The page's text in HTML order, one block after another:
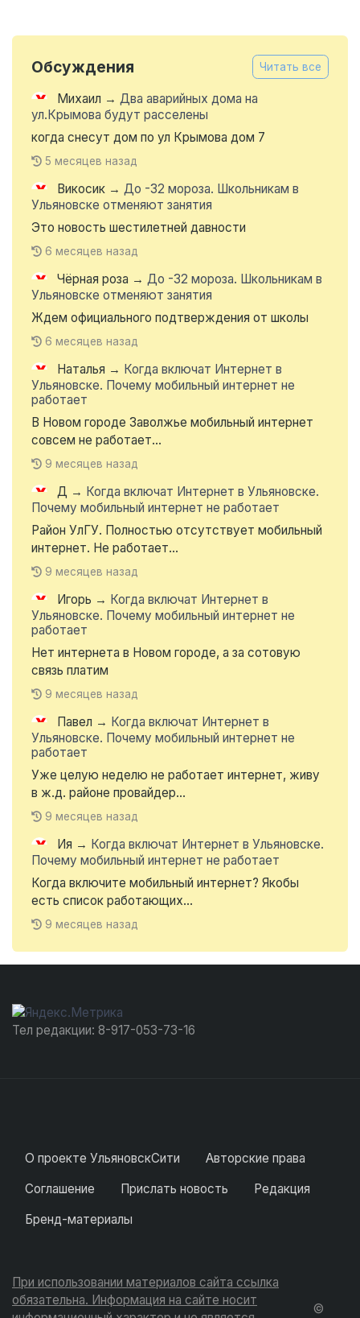
Обсуждения Читать все
Михаил → Два аварийных дома на
ул.Крымова будут расселены
когда снесут дом по ул Крымова дом 7
5 месяцев назад
Викосик → До -32 мороза. Школьникам в
Ульяновске отменяют занятия
Это новость шестилетней давности
6 месяцев назад
Чёрная роза → До -32 мороза. Школьникам в
Ульяновске отменяют занятия
Ждем официального подтверждения от школы
6 месяцев назад
Наталья → Когда включат Интернет в
Ульяновске. Почему мобильный интернет не
работает
В Новом городе Заволжье мобильный интернет
совсем не работает...
9 месяцев назад
Д → Когда включат Интернет в Ульяновске.
Почему мобильный интернет не работает
Район УлГУ. Полностью отсутствует мобильный
интернет. Не работает...
9 месяцев назад
Игорь → Когда включат Интернет в
Ульяновске. Почему мобильный интернет не
работает
Нет интернета в Новом городе, а за сотовую
связь платим
9 месяцев назад
Павел → Когда включат Интернет в
Ульяновске. Почему мобильный интернет не
работает
Уже целую неделю не работает интернет, живу
в ж.д. районе провайдер...
9 месяцев назад
Ия → Когда включат Интернет в Ульяновске.
Почему мобильный интернет не работает
Когда включите мобильный интернет? Якобы
есть список работающих...
9 месяцев назад
Тел редакции: 8-917-053-73-16
О проекте УльяновскСити
Авторские права
Соглашение
Прислать новость
Редакция
Бренд-материалы
При использовании материалов сайта ссылка
обязательна. Информация на сайте носит
©